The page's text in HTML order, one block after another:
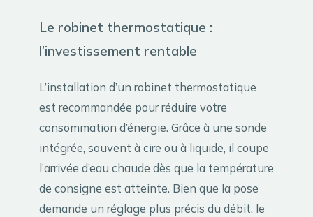
Le robinet thermostatique :
l’investissement rentable
L’installation d’un robinet thermostatique
est recommandée pour réduire votre
consommation d’énergie. Grâce à une sonde
intégrée, souvent à cire ou à liquide, il coupe
l’arrivée d’eau chaude dès que la température
de consigne est atteinte. Bien que la pose
demande un réglage plus précis du débit, le